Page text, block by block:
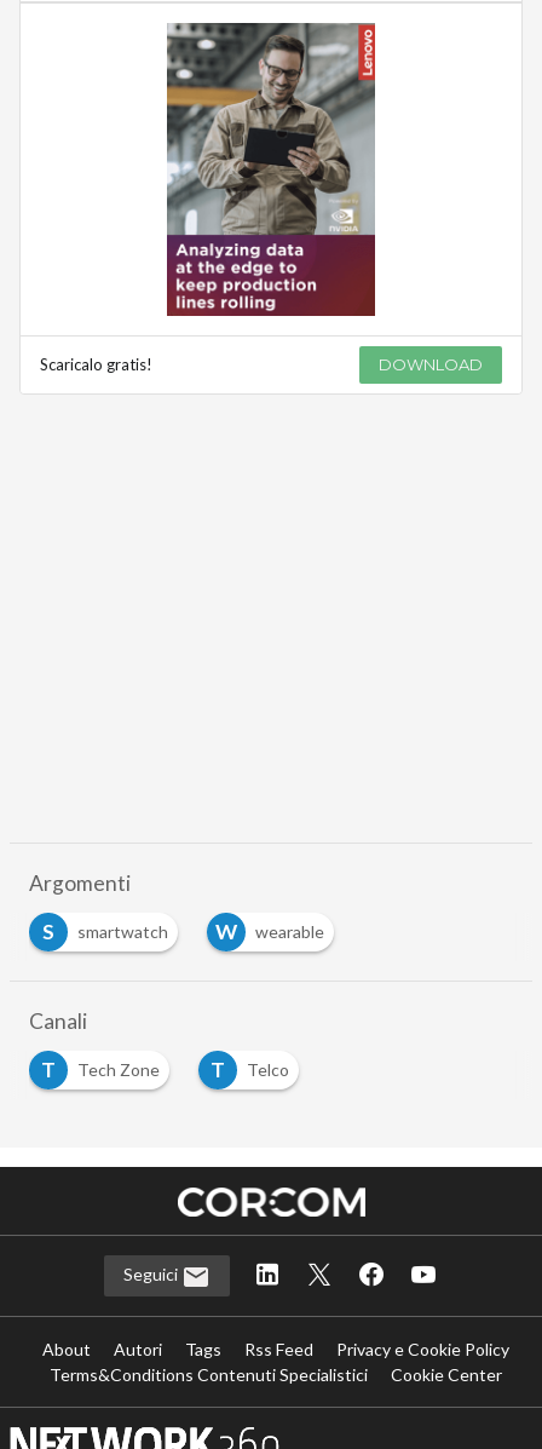
Scaricalo gratis! DOWNLOAD
Argomenti
S
smartwatch W wearable
Canali
T
Tech Zone T Telco
Seguici
About Autori Tags Rss Feed
Privacy e Cookie Policy
Terms&Conditions Contenuti Specialistici
Cookie Center